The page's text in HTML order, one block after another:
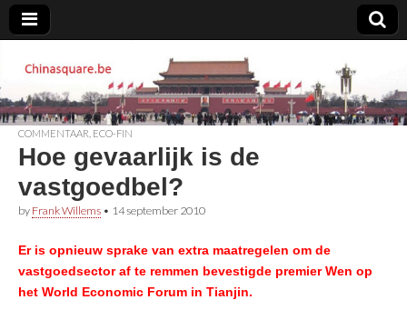
Chinasquare.be
COMMENTAAR ECO-FIN
Hoe gevaarlijk is de
vastgoedbel?
by Frank Willems • 14 september 2010
Er is opnieuw sprake van extra maatregelen om de
vastgoedsector af te remmen bevestigde premier Wen op
het World Economic Forum in Tianjin.